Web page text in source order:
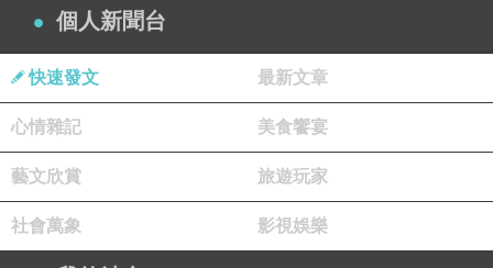
誰知道片子一照，還真的是蛀牙了！話說回來，原來現在
挖一挖看一看。原來現在有沒有蛀牙、蛀牙蛀多深之類
的，居然是用X光照了？！
拍完照後，只見醫師若有所思地說：「喔~真的蛀牙了
喔，還蛀不淺耶~可能要抽神經喔！」
個人新聞台
快速發文 最新文章
心情雜記 美食饗宴
藝文欣賞 旅遊玩家
社會萬象 影視娛樂